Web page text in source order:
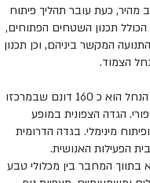
מהיר, כעת עובר תהליך פיתוח
הכולל תכנון השטחים הפתוחים,
המקשר ביניהם, וכן תכנון
הצמוד.
שטח פארק הנחל הוא כ 160 דונם שבמרכזו
הגדה הצפונית במופע
מינימלי. בגדה הדרומית
הפעילות האנושית.
בתווך המחבר בין מכלולי טבע